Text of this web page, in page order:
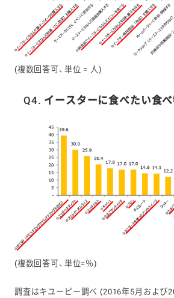
(複数回答可、単位 = 人)
Q4. イースターに食べたい食
(複数回答可、単位=％)
調査はキユーピー調べ (2016年5月および